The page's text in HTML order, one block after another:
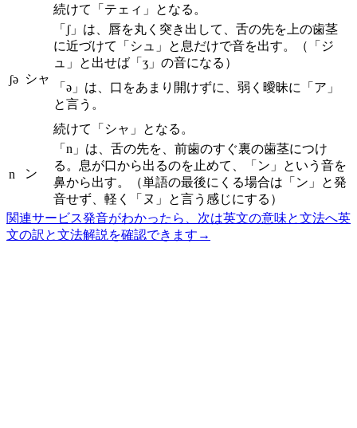
続けて「テェィ」となる。
ʃə シャ
「ʃ」は、唇を丸く突き出して、舌の先を上の歯茎
に近づけて「シュ」と息だけで音を出す。（「ジ
ュ」と出せば「ʒ」の音になる）
「ə」は、口をあまり開けずに、弱く曖昧に「ア」
と言う。
続けて「シャ」となる。
n ン
「n」は、舌の先を、前歯のすぐ裏の歯茎につけ
る。息が口から出るのを止めて、「ン」という音を
鼻から出す。（単語の最後にくる場合は「ン」と発
音せず、軽く「ヌ」と言う感じにする）
関連サービス発音がわかったら、次は英文の意味と文法へ英
文の訳と文法解説を確認できます →